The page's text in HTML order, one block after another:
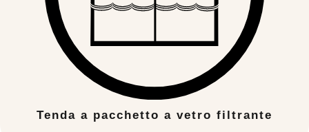
Tenda a pacchetto a vetro filtrante